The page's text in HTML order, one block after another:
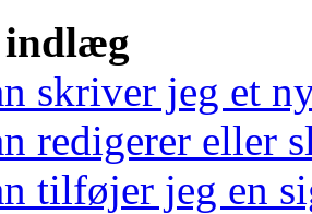
indlæg
skriver jeg et
redigerer eller
tilføjer jeg en